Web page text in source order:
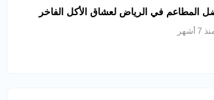
المطاعم في الرياض لعشاق الأكل الفاخر
7 أشهر